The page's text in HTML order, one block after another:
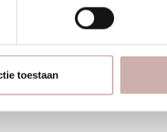
toestaan
Kasteel Maurick